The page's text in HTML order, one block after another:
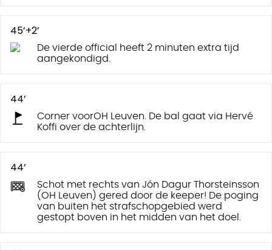
45’+2’
De vierde official heeft 2 minuten extra tijd
aangekondigd.
44’
Corner voorOH Leuven. De bal gaat via Hervé
Koffi over de achterlijn.
44’
Schot met rechts van Jón Dagur Thorsteinsson
(OH Leuven) gered door de keeper! De poging
van buiten het strafschopgebied werd
gestopt boven in het midden van het doel.